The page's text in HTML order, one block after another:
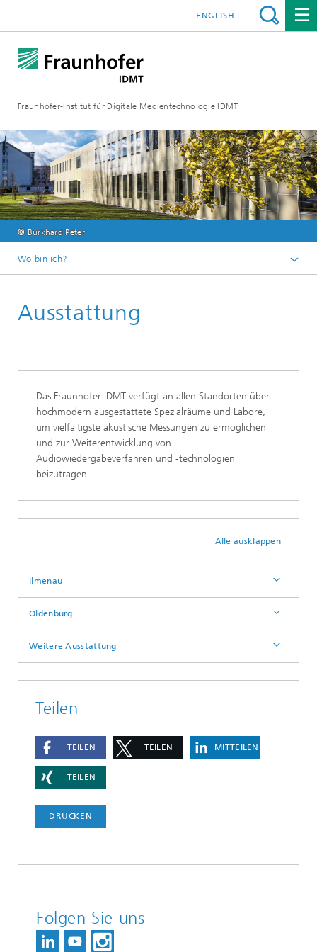
Fraunhofer-Institut für Digitale Medientechnologie IDMT
ENGLISH
© Burkhard Peter
Wo bin ich?
Über uns
Ausstattung
Das Fraunhofer IDMT verfügt an allen Standorten über
hochmodern ausgestattete Spezialräume und Labore,
um vielfältigste akustische Messungen zu ermöglichen
und zur Weiterentwicklung von
Audiowiedergabeverfahren und -technologien
beizutragen.
Alle ausklappen
Ilmenau
Oldenburg
Weitere Ausstattung
Teilen
TEILEN TEILEN MITTEILEN
TEILEN
DRUCKEN
Folgen Sie uns